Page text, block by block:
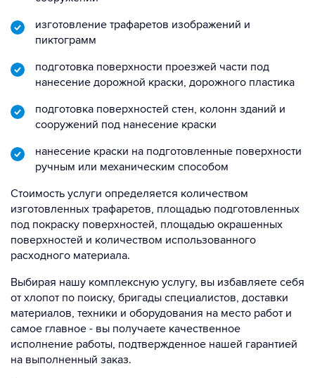
изготовление трафаретов изображений и
пиктограмм
подготовка поверхности проезжей части под
нанесение дорожной краски, дорожного пластика
подготовка поверхностей стен, колонн зданий и
сооружений под нанесение краски
нанесение краски на подготовленные поверхности
ручным или механическим способом
Стоимость услуги определяется количеством
изготовленных трафаретов, площадью подготовленных
под покраску поверхностей, площадью окрашенных
поверхностей и количеством использованного
расходного материала.
Выбирая нашу комплексную услугу, вы избавляете себя
от хлопот по поиску, бригады специалистов, доставки
материалов, техники и оборудования на место работ и
самое главное - вы получаете качественное
исполнение работы, подтвержденное нашей гарантией
на выполненный заказ.